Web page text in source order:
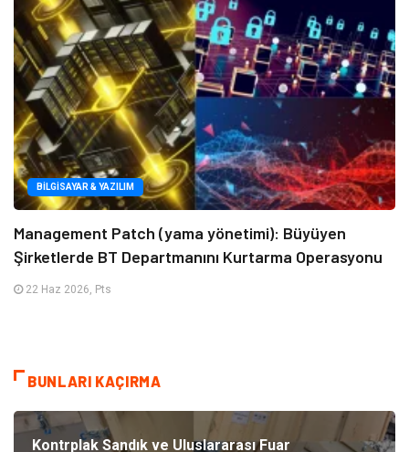
BILGISAYAR & YAZILIM
Management Patch (yama yönetimi): Büyüyen
Şirketlerde BT Departmanını Kurtarma Operasyonu
22 Haz 2026, Pts
BUNLARI KAÇIRMA
Kontrplak Sandık ve Uluslararası Fuar